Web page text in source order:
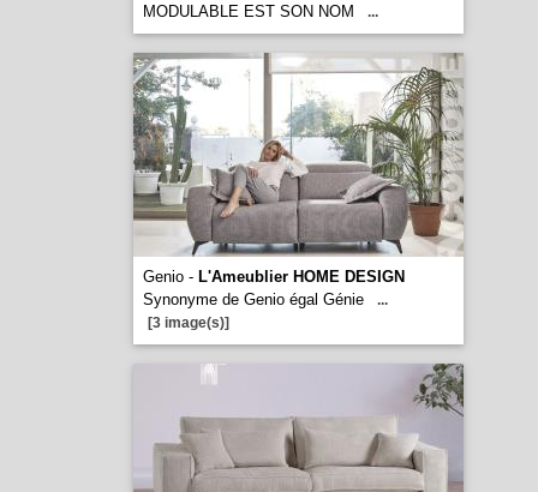
MODULABLE EST SON NOM
...
Genio - L'Ameublier HOME DESIGN
Synonyme de Genio égal Génie
...
[3 image(s)]